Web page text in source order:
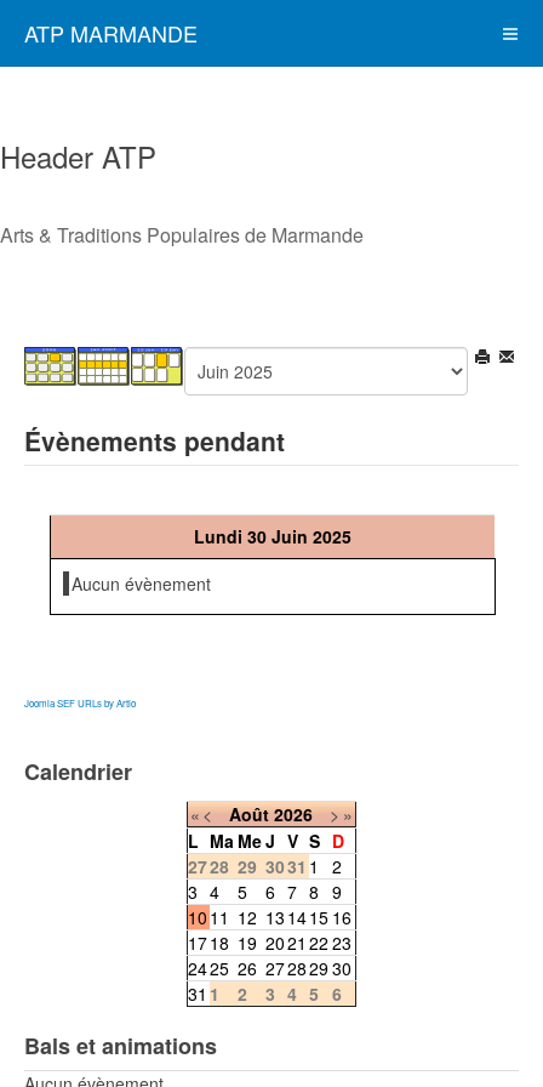
ATP MARMANDE
Header ATP
Arts & Traditions Populaires de Marmande
Évènements pendant
Lundi 30 Juin 2025
Aucun évènement
Joomla SEF URLs by Artio
Calendrier
«< Août 2026 >»
L Ma MeJ V S D
2728 29 3031 1
2
3 4 5 6 7 8 9
10 11 12 13 1415 16
1718 19 2021 22 23
2425 26 27282930
31 1 2 3 4 5 6
Bals et animations